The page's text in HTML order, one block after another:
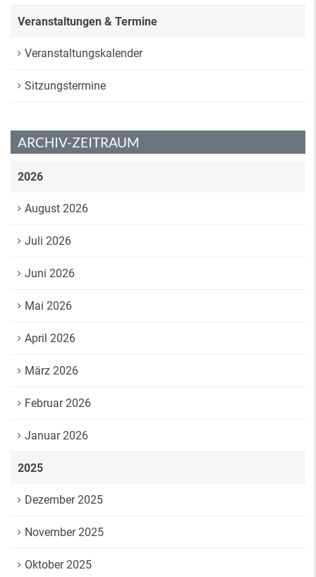
Veranstaltungen & Termine
Veranstaltungskalender
Sitzungstermine
ARCHIV-ZEITRAUM
2026
August 2026
Juli 2026
Juni 2026
Mai 2026
April 2026
März 2026
Februar 2026
Januar 2026
2025
Dezember 2025
November 2025
Oktober 2025